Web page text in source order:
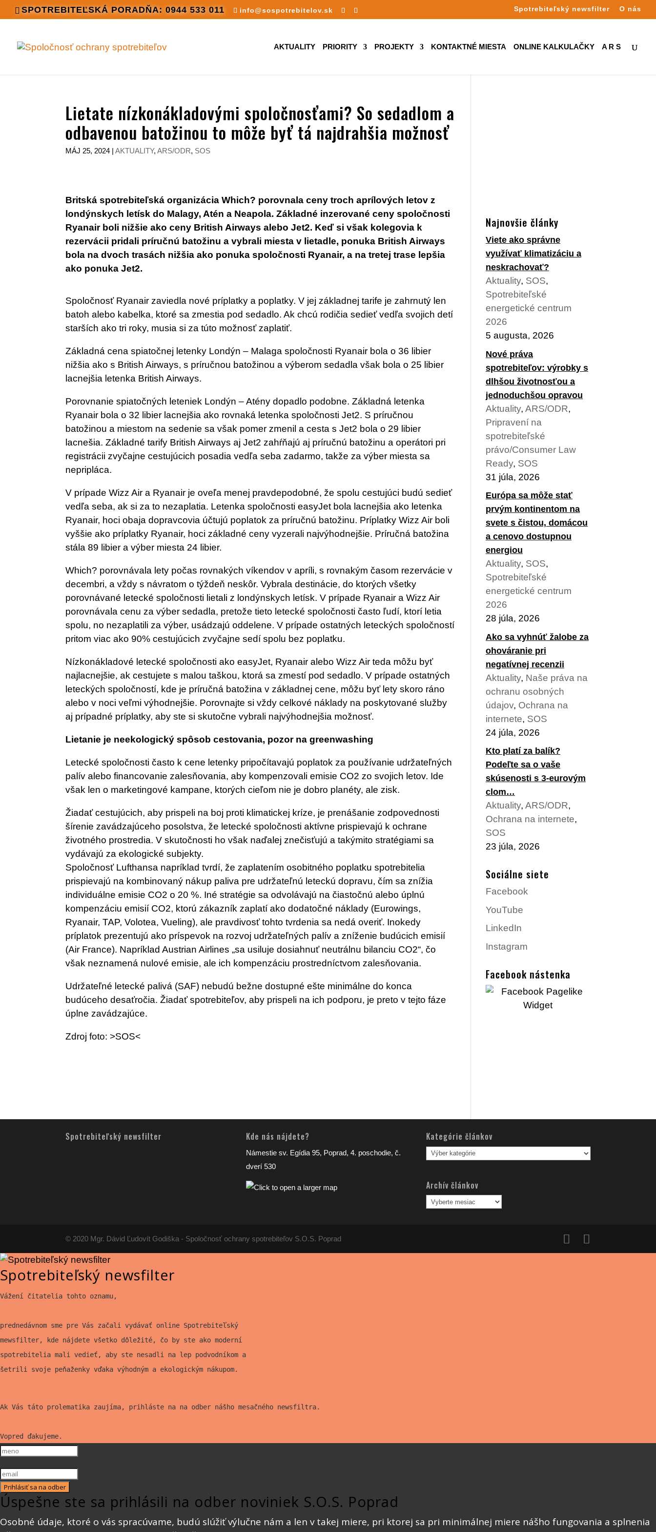
SPOTREBITEĽSKÁ PORADŇA: 0944 533 011 info@sospotrebitelov.sk Spotrebiteľský newsfilter O nás
AKTUALITY PRIORITY PROJEKTY KONTAKTNÉ MIESTA ONLINE KALKULAČKY A R S
Lietate nízkonákladovými spoločnosťami? So sedadlom a
odbavenou batožinou to môže byť tá najdrahšia možnosť
MÁJ 25, 2024 |AKTUALITY,ARS/ODR, SOS
Britská spotrebiteľská organizácia Which? porovnala ceny troch aprílových letov z
londýnskych letísk do Malagy, Atén a Neapola. Základné inzerované ceny spoločnosti
Ryanair boli nižšie ako ceny British Airways alebo Jet2. Keď si však kolegovia k
rezervácii pridali príručnú batožinu a vybrali miesta v lietadle, ponuka British Airways
bola na dvoch trasách nižšia ako ponuka spoločnosti Ryanair, a na tretej trase lepšia
ako ponuka Jet2.
Spoločnosť Ryanair zaviedla nové príplatky a poplatky. V jej základnej tarife je zahrnutý len
batoh alebo kabelka, ktoré sa zmestia pod sedadlo. Ak chcú rodičia sedieť vedľa svojich detí
starších ako tri roky, musia si za túto možnosť zaplatiť.
Základná cena spiatočnej letenky Londýn – Malaga spoločnosti Ryanair bola o 36 libier
nižšia ako s British Airways, s príručnou batožinou a výberom sedadla však bola o 25 libier
lacnejšia letenka British Airways.
Porovnanie spiatočných leteniek Londýn – Atény dopadlo podobne. Základná letenka
Ryanair bola o 32 libier lacnejšia ako rovnaká letenka spoločnosti Jet2. S príručnou
batožinou a miestom na sedenie sa však pomer zmenil a cesta s Jet2 bola o 29 libier
lacnešia. Základné tarify British Airways aj Jet2 zahŕňajú aj príručnú batožinu a operátori pri
registrácii zvyčajne cestujúcich posadia vedľa seba zadarmo, takže za výber miesta sa
nepripláca.
V prípade Wizz Air a Ryanair je oveľa menej pravdepodobné, že spolu cestujúci budú sedieť
vedľa seba, ak si za to nezaplatia. Letenka spoločnosti easyJet bola lacnejšia ako letenka
Ryanair, hoci obaja dopravcovia účtujú poplatok za príručnú batožinu. Príplatky Wizz Air boli
vyššie ako príplatky Ryanair, hoci základné ceny vyzerali najvýhodnejšie. Príručná batožina
stála 89 libier a výber miesta 24 libier.
Which? porovnávala lety počas rovnakých víkendov v apríli, s rovnakým časom rezervácie v
decembri, a vždy s návratom o týždeň neskôr. Vybrala destinácie, do ktorých všetky
porovnávané letecké spoločnosti lietali z londýnskych letísk. V prípade Ryanair a Wizz Air
porovnávala cenu za výber sedadla, pretože tieto letecké spoločnosti často ľudí, ktorí letia
spolu, no nezaplatili za výber, usádzajú oddelene. V prípade ostatných leteckých spoločností
pritom viac ako 90% cestujúcich zvyčajne sedí spolu bez poplatku.
Nízkonákladové letecké spoločnosti ako easyJet, Ryanair alebo Wizz Air teda môžu byť
najlacnejšie, ak cestujete s malou taškou, ktorá sa zmestí pod sedadlo. V prípade ostatných
leteckých spoločností, kde je príručná batožina v základnej cene, môžu byť lety skoro ráno
alebo v noci veľmi výhodnejšie. Porovnajte si vždy celkové náklady na poskytované služby
aj prípadné príplatky, aby ste si skutočne vybrali najvýhodnejšia možnosť.
Lietanie je neekologický spôsob cestovania, pozor na greenwashing
Letecké spoločnosti často k cene letenky pripočítavajú poplatok za používanie udržateľných
palív alebo financovanie zalesňovania, aby kompenzovali emisie CO2 zo svojich letov. Ide
však len o marketingové kampane, ktorých cieľom nie je dobro planéty, ale zisk.
Žiadať cestujúcich, aby prispeli na boj proti klimatickej kríze, je prenášanie zodpovednosti
šírenie zavádzajúceho posolstva, že letecké spoločnosti aktívne prispievajú k ochrane
životného prostredia. V skutočnosti ho však naďalej znečisťujú a takýmito stratégiami sa
vydávajú za ekologické subjekty.
Spoločnosť Lufthansa napríklad tvrdí, že zaplatením osobitného poplatku spotrebitelia
prispievajú na kombinovaný nákup paliva pre udržateľnú leteckú dopravu, čím sa znížia
individuálne emisie CO2 o 20 %. Iné stratégie sa odvolávajú na čiastočnú alebo úplnú
kompenzáciu emisií CO2, ktorú zákazník zaplatí ako dodatočné náklady (Eurowings,
Ryanair, TAP, Volotea, Vueling), ale pravdivosť tohto tvrdenia sa nedá overiť. Inokedy
príplatok prezentujú ako príspevok na rozvoj udržateľných palív a zníženie budúcich emisií
(Air France). Napríklad Austrian Airlines „sa usiluje dosiahnuť neutrálnu bilanciu CO2“, čo
však neznamená nulové emisie, ale ich kompenzáciu prostredníctvom zalesňovania.
Udržateľné letecké palivá (SAF) nebudú bežne dostupné ešte minimálne do konca
budúceho desaťročia. Žiadať spotrebiteľov, aby prispeli na ich podporu, je preto v tejto fáze
úplne zavádzajúce.
Zdroj foto: >SOS<
Najnovšie články
Viete ako správne
využívať klimatizáciu a
neskrachovať?
Aktuality, SOS,
Spotrebiteľské
energetické centrum
2026
5 augusta, 2026
Nové práva
spotrebiteľov: výrobky s
dlhšou životnosťou a
jednoduchšou opravou
Aktuality, ARS/ODR,
Pripravení na
spotrebiteľské
právo/Consumer Law
Ready, SOS
31 júla, 2026
Európa sa môže stať
prvým kontinentom na
svete s čistou, domácou
a cenovo dostupnou
energiou
Aktuality, SOS,
Spotrebiteľské
energetické centrum
2026
28 júla, 2026
Ako sa vyhnúť žalobe za
ohováranie pri
negatívnej recenzii
Aktuality, Naše práva na
ochranu osobných
údajov, Ochrana na
internete, SOS
24 júla, 2026
Kto platí za balík?
Podeľte sa o vaše
skúsenosti s 3-eurovým
clom…
Aktuality, ARS/ODR,
Ochrana na internete,
SOS
23 júla, 2026
Sociálne siete
Facebook
YouTube
LinkedIn
Instagram
Facebook nástenka
Spotrebiteľský newsfilter Kde nás nájdete?
Námestie sv. Egídia 95, Poprad, 4. poschodie, č.
dverí 530
Kategórie článkov
Kategórie
článkov
Archív článkov
Archív
článkov
© 2020 Mgr. Dávid Ľudovít Godiška - Spoločnosť ochrany spotrebiteľov S.O.S. Poprad
Spotrebiteľský newsfilter
Vážení čitatelia tohto oznamu,
prednedávnom sme pre Vás začali vydávať online Spotrebiteľský
mewsfilter, kde nájdete všetko dôležité, čo by ste ako moderní
spotrebitelia mali vedieť, aby ste nesadli na lep podvodníkom a
šetrili svoje peňaženky vďaka výhodným a ekologickým nákupom.
Ak Vás táto prolematika zaujíma, prihláste na na odber nášho mesačného newsfiltra.
Vopred ďakujeme.
Prihlásiť sa na odber
Úspešne ste sa prihlásili na odber noviniek S.O.S. Poprad
Osobné údaje, ktoré o vás spracúvame, budú slúžiť výlučne nám a len v takej miere, pri ktorej sa pri minimálnej miere nášho fungovania a splnenia